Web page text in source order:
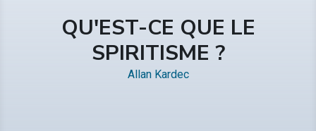
QU'EST-CE QUE LE
SPIRITISME ?
Allan Kardec